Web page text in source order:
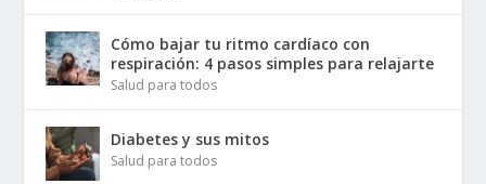
Cómo bajar tu ritmo cardíaco con
respiración: 4 pasos simples para relajarte
Salud para todos
Diabetes y sus mitos
Salud para todos